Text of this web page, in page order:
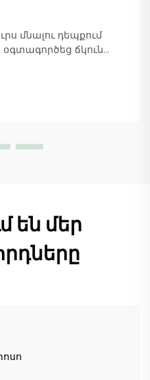
մնալու դեպքում
ճկուն
ճանկային
և ապահովելով
են մեր